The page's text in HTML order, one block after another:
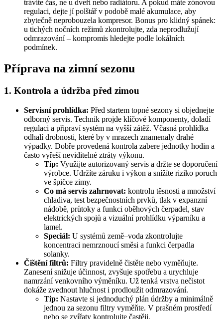
trávíte čas, ne u dveří nebo radiátoru. A pokud máte zónovou
regulaci, dejte jí polštář v podobě malé akumulace, aby
zbytečně neprobouzela kompresor. Bonus pro klidný spánek:
u tichých nočních režimů zkontrolujte, zda neprodlužují
odmrazování – kompromis hledejte podle lokálních
podmínek.
Příprava na zimní sezonu
1. Kontrola a údržba před zimou
Servisní prohlídka: Před startem topné sezony si objednejte
odborný servis. Technik projde klíčové komponenty, doladí
regulaci a připraví systém na vyšší zátěž. Včasná prohlídka
odhalí drobnosti, které by v mrazech znamenaly drahé
výpadky. Dobře provedená kontrola zabere jednotky hodin a
často vyřeší neviditelné ztráty výkonu.
Tip: Využijte autorizovaný servis a držte se doporučení
výrobce. Udržíte záruku i výkon a snížíte riziko poruch
ve špičce zimy.
Co má servis zahrnovat: kontrolu těsnosti a množství
chladiva, test bezpečnostních prvků, tlak v expanzní
nádobě, průtoky a funkci oběhových čerpadel, stav
elektrických spojů a vizuální prohlídku výparníku a
lamel.
Speciál: U systémů země–voda zkontrolujte
koncentraci nemrznoucí směsi a funkci čerpadla
solanky.
Čištění filtrů: Filtry pravidelně čistěte nebo vyměňujte.
Zanesení snižuje účinnost, zvyšuje spotřebu a urychluje
namrzání venkovního výměníku. Už tenká vrstva nečistot
dokáže zvednout hlučnost i prodloužit odmrazování.
Tip: Nastavte si jednoduchý plán údržby a minimálně
jednou za sezonu filtry vyměňte. V prašném prostředí
nebo se zvířaty kontrolujte častěji.